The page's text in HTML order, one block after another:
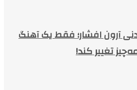
آرون افشار؛ فقط یک آهنگ
تغییر کند!